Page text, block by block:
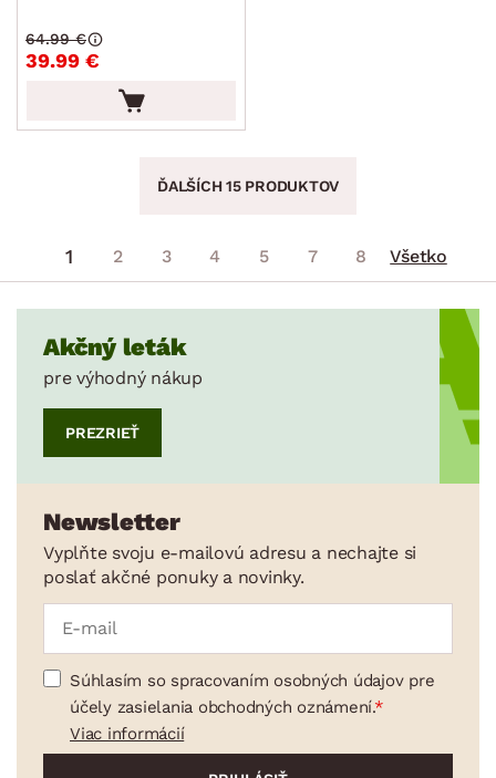
39.99 €
64.99 €
ĎALŠÍCH 15 PRODUKTOV
1 2 3 4 5 7 8 Všetko
Akčný leták
pre výhodný nákup
PREZRIEŤ
Newsletter
Vyplňte svoju e-mailovú adresu a nechajte si
poslať akčné ponuky a novinky.
Súhlasím so spracovaním osobných údajov pre
účely zasielania obchodných oznámení.
Viac informácií